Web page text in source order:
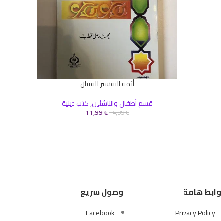
إضافة إلى السلةأئمة التفسير للفتيان
قسم أطفال والناشئين,كتب دينية
14,99€
11,99€
هامة
Privacy Policy
وصول سريع
Facebook